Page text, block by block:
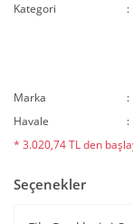
Kategori
Marka
Havale
* 3.020,74 TL den
Seçenekler